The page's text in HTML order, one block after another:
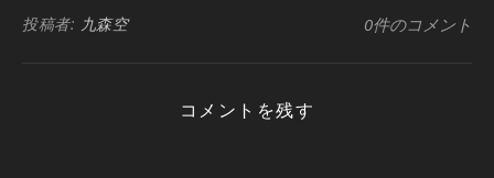
投稿者: 九森空 0件のコメント
コメントを残す